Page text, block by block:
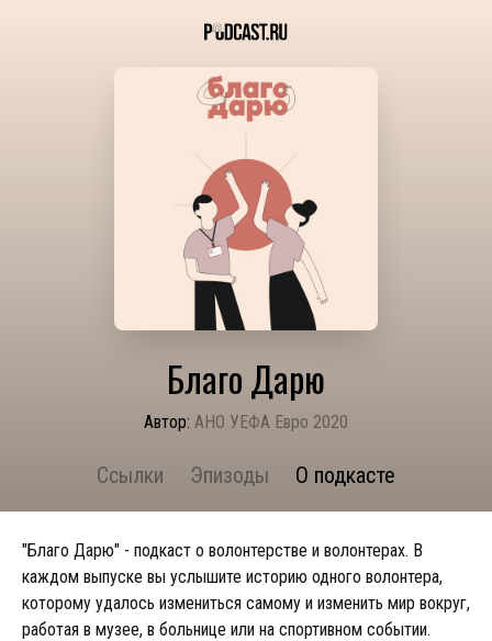
Благо Дарю
Автор: АНО УЕФА Евро 2020
Ссылки Эпизоды О подкасте
"Благо Дарю" - подкаст о волонтерстве и волонтерах. В
каждом выпуске вы услышите историю одного волонтера,
которому удалось измениться самому и изменить мир вокруг,
работая в музее, в больнице или на спортивном событии.